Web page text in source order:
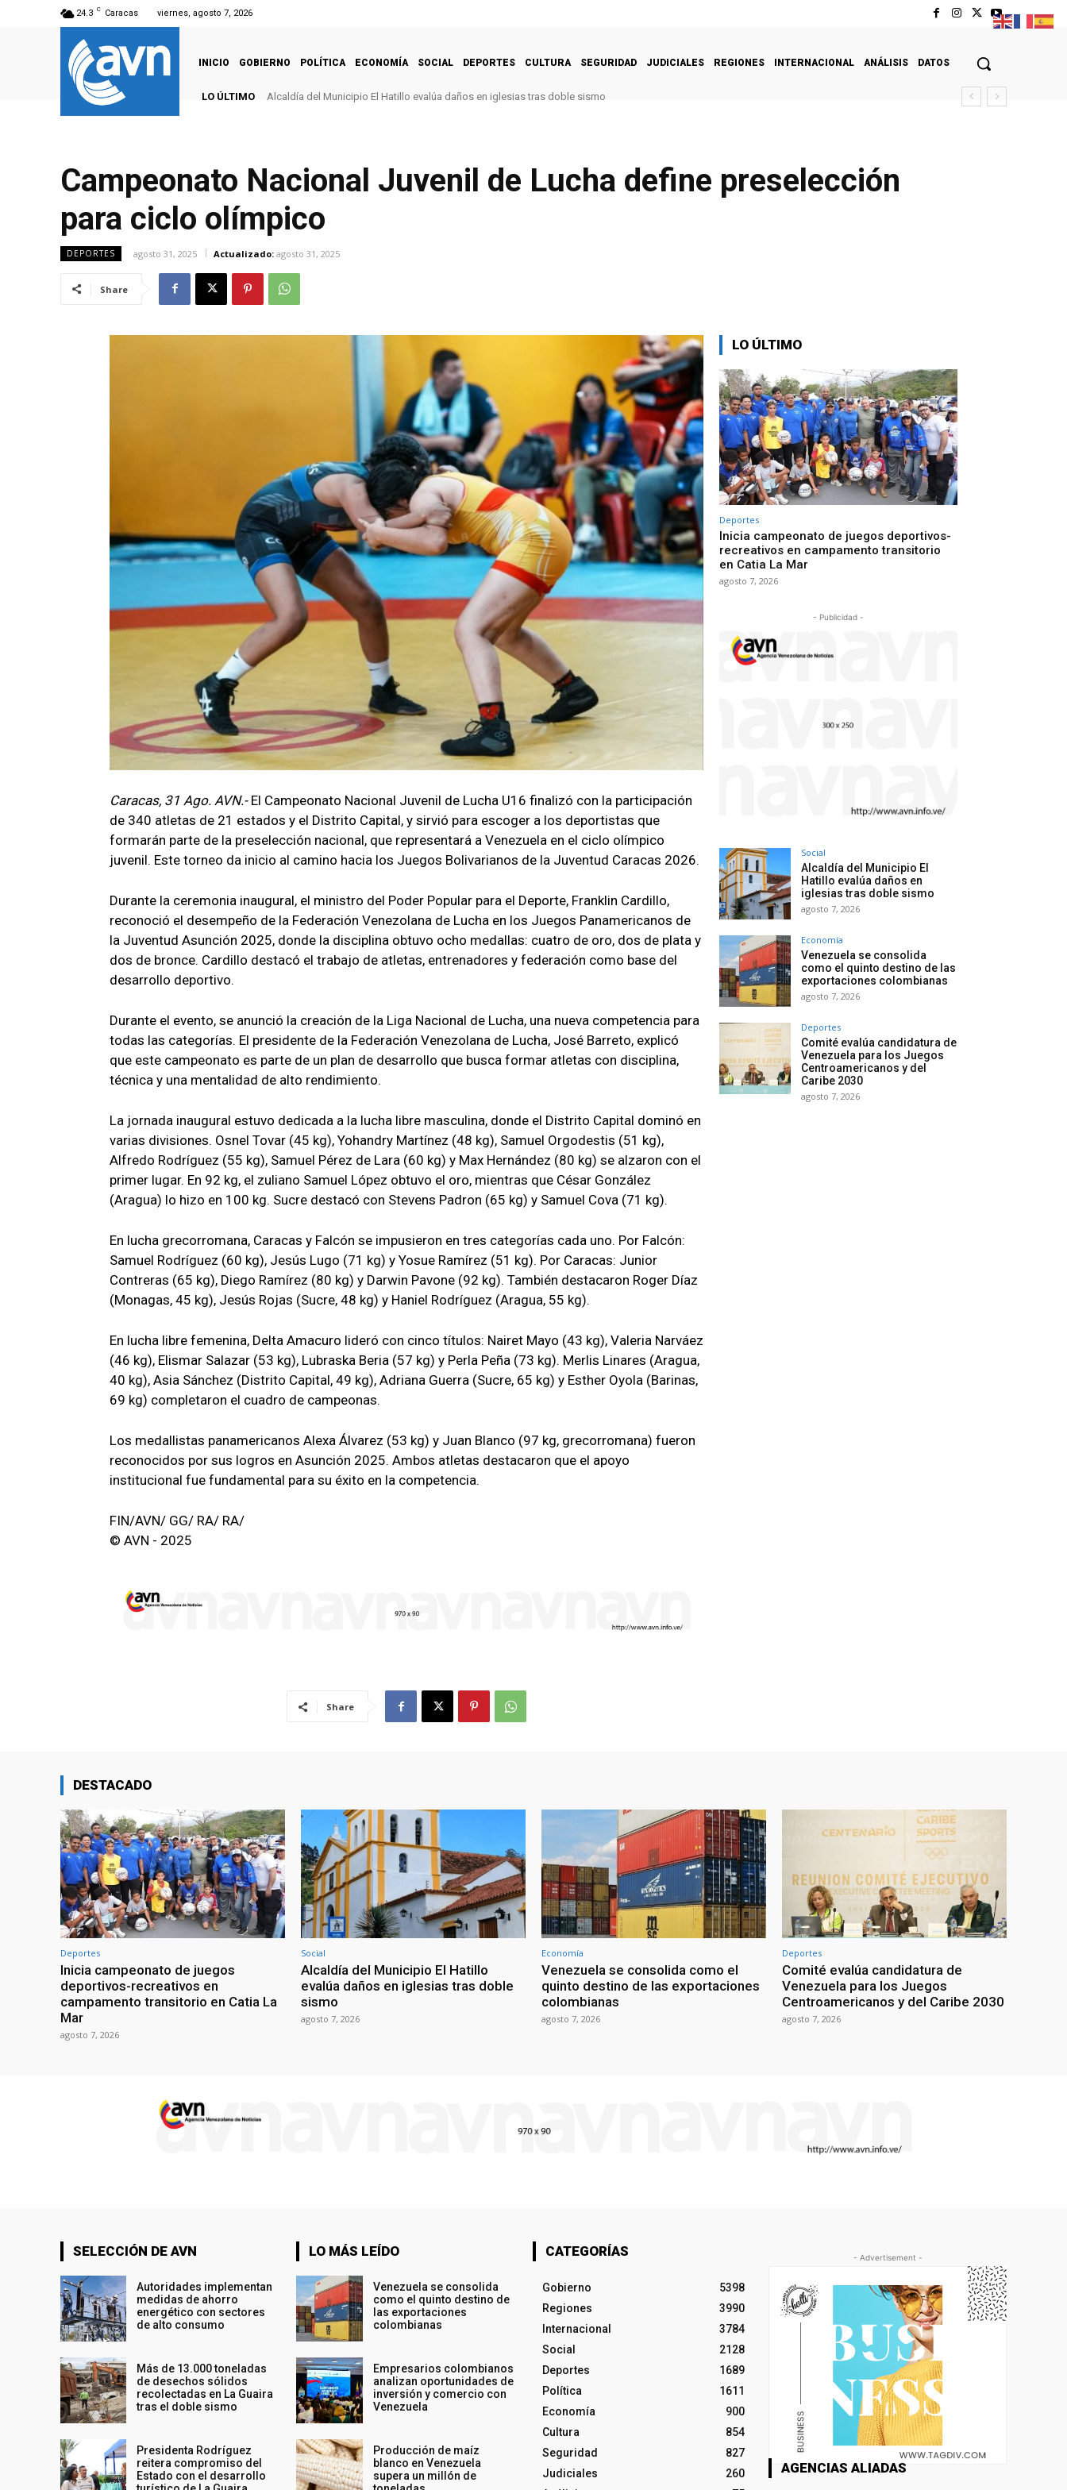
24.3 C Caracas viernes, agosto 7, 2026
INICIO GOBIERNO POLÍTICA ECONOMÍA SOCIAL DEPORTES CULTURA SEGURIDAD JUDICIALES REGIONES INTERNACIONAL ANÁLISIS DATOS
LO ÚLTIMO Alcaldía del Municipio El Hatillo evalúa daños en iglesias tras doble sismo
Campeonato Nacional Juvenil de Lucha define preselección
para ciclo olímpico
DEPORTES agosto 31, 2025 Actualizado: agosto 31, 2025
Share
Caracas, 31 Ago. AVN.- El Campeonato Nacional Juvenil de Lucha U16 finalizó con la participación
de 340 atletas de 21 estados y el Distrito Capital, y sirvió para escoger a los deportistas que
formarán parte de la preselección nacional, que representará a Venezuela en el ciclo olímpico
juvenil. Este torneo da inicio al camino hacia los Juegos Bolivarianos de la Juventud Caracas 2026.
Durante la ceremonia inaugural, el ministro del Poder Popular para el Deporte, Franklin Cardillo,
reconoció el desempeño de la Federación Venezolana de Lucha en los Juegos Panamericanos de
la Juventud Asunción 2025, donde la disciplina obtuvo ocho medallas: cuatro de oro, dos de plata y
dos de bronce. Cardillo destacó el trabajo de atletas, entrenadores y federación como base del
desarrollo deportivo.
Durante el evento, se anunció la creación de la Liga Nacional de Lucha, una nueva competencia para
todas las categorías. El presidente de la Federación Venezolana de Lucha, José Barreto, explicó
que este campeonato es parte de un plan de desarrollo que busca formar atletas con disciplina,
técnica y una mentalidad de alto rendimiento.
La jornada inaugural estuvo dedicada a la lucha libre masculina, donde el Distrito Capital dominó en
varias divisiones. Osnel Tovar (45 kg), Yohandry Martínez (48 kg), Samuel Orgodestis (51 kg),
Alfredo Rodríguez (55 kg), Samuel Pérez de Lara (60 kg) y Max Hernández (80 kg) se alzaron con el
primer lugar. En 92 kg, el zuliano Samuel López obtuvo el oro, mientras que César González
(Aragua) lo hizo en 100 kg. Sucre destacó con Stevens Padron (65 kg) y Samuel Cova (71 kg).
En lucha grecorromana, Caracas y Falcón se impusieron en tres categorías cada uno. Por Falcón:
Samuel Rodríguez (60 kg), Jesús Lugo (71 kg) y Yosue Ramírez (51 kg). Por Caracas: Junior
Contreras (65 kg), Diego Ramírez (80 kg) y Darwin Pavone (92 kg). También destacaron Roger Díaz
(Monagas, 45 kg), Jesús Rojas (Sucre, 48 kg) y Haniel Rodríguez (Aragua, 55 kg).
En lucha libre femenina, Delta Amacuro lideró con cinco títulos: Nairet Mayo (43 kg), Valeria Narváez
(46 kg), Elismar Salazar (53 kg), Lubraska Beria (57 kg) y Perla Peña (73 kg). Merlis Linares (Aragua,
40 kg), Asia Sánchez (Distrito Capital, 49 kg), Adriana Guerra (Sucre, 65 kg) y Esther Oyola (Barinas,
69 kg) completaron el cuadro de campeonas.
Los medallistas panamericanos Alexa Álvarez (53 kg) y Juan Blanco (97 kg, grecorromana) fueron
reconocidos por sus logros en Asunción 2025. Ambos atletas destacaron que el apoyo
institucional fue fundamental para su éxito en la competencia.
FIN/AVN/ GG/ RA/ RA/
© AVN - 2025
Share
LO ÚLTIMO
Deportes
Inicia campeonato de juegos deportivos-
recreativos en campamento transitorio
en Catia La Mar
agosto 7, 2026
- Publicidad -
Social
Alcaldía del Municipio El
Hatillo evalúa daños en
iglesias tras doble sismo
agosto 7, 2026
Economía
Venezuela se consolida
como el quinto destino de las
exportaciones colombianas
agosto 7, 2026
Deportes
Comité evalúa candidatura de
Venezuela para los Juegos
Centroamericanos y del
Caribe 2030
agosto 7, 2026
DESTACADO
Deportes
Inicia campeonato de juegos
deportivos-recreativos en
campamento transitorio en Catia La
Mar
agosto 7, 2026
Social
Alcaldía del Municipio El Hatillo
evalúa daños en iglesias tras doble
sismo
agosto 7, 2026
Economía
Venezuela se consolida como el
quinto destino de las exportaciones
colombianas
agosto 7, 2026
Deportes
Comité evalúa candidatura de
Venezuela para los Juegos
Centroamericanos y del Caribe 2030
agosto 7, 2026
SELECCIÓN DE AVN
Autoridades implementan
medidas de ahorro
energético con sectores
de alto consumo
Más de 13.000 toneladas
de desechos sólidos
recolectadas en La Guaira
tras el doble sismo
Presidenta Rodríguez
reitera compromiso del
Estado con el desarrollo
LO MÁS LEÍDO
Venezuela se consolida
como el quinto destino de
las exportaciones
colombianas
Empresarios colombianos
analizan oportunidades de
inversión y comercio con
Venezuela
Producción de maíz
blanco en Venezuela
supera un millón de
CATEGORÍAS
Gobierno
5398
Regiones
3990
Internacional
3784
Social
2128
Deportes
1689
Política
1611
Economía
900
Cultura
854
Seguridad
827
Judiciales
260
- Advertisement -
AGENCIAS ALIADAS